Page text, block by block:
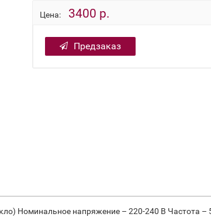
Цена: 3400 р.
Предзаказ
Номинальное напряжение – 220-240 В Частота